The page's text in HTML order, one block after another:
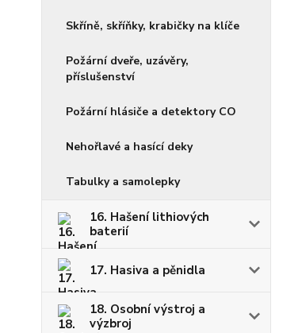
Skříně, skříňky, krabičky na klíče
Požární dveře, uzávěry,
příslušenství
Požární hlásiče a detektory CO
Nehořlavé a hasící deky
Tabulky a samolepky
16. Hašení lithiových
baterií
17. Hasiva a pěnidla
18. Osobní výstroj a
výzbroj